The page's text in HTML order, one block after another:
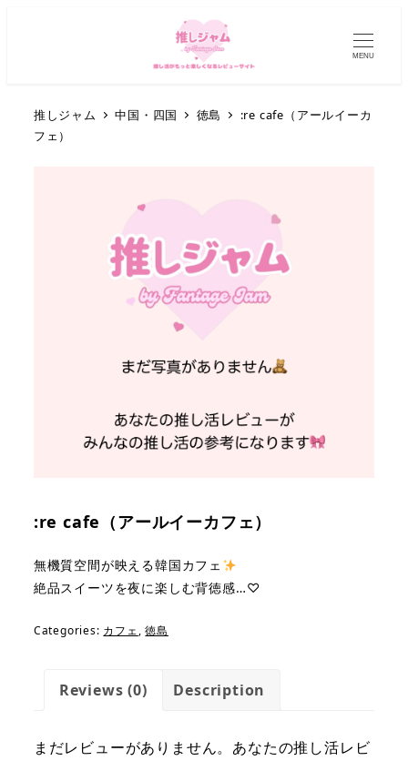
MENU
推しジャム 中国・四国 徳島
:re cafe（アールイーカ
フェ）
:re cafe（アールイーカフェ）
無機質空間が映える韓国カフェ
絶品スイーツを夜に楽しむ背徳感…♡
Categories: カフェ,徳島
Reviews (0) Description
まだレビューがありません。あなたの推し活レビ